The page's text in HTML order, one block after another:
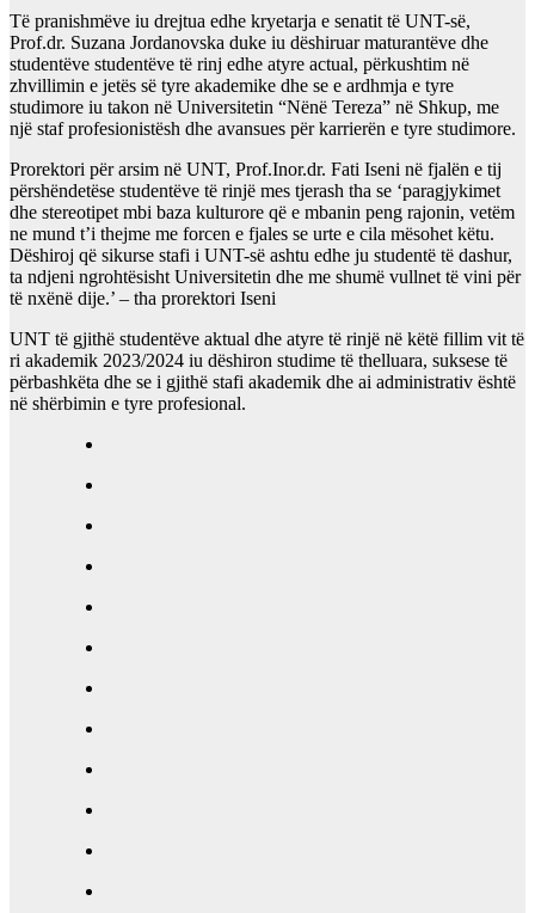
Të pranishmëve iu drejtua edhe kryetarja e senatit të UNT-së,
Prof.dr. Suzana Jordanovska duke iu dëshiruar maturantëve dhe
studentëve studentëve të rinj edhe atyre actual, përkushtim në
zhvillimin e jetës së tyre akademike dhe se e ardhmja e tyre
studimore iu takon në Universitetin “Nënë Tereza” në Shkup, me
një staf profesionistësh dhe avansues për karrierën e tyre studimore.
Prorektori për arsim në UNT, Prof.Inor.dr. Fati Iseni në fjalën e tij
përshëndetëse studentëve të rinjë mes tjerash tha se ‘paragjykimet
dhe stereotipet mbi baza kulturore që e mbanin peng rajonin, vetëm
ne mund t’i thejme me forcen e fjales se urte e cila mësohet këtu.
Dëshiroj që sikurse stafi i UNT-së ashtu edhe ju studentë të dashur,
ta ndjeni ngrohtësisht Universitetin dhe me shumë vullnet të vini për
të nxënë dije.’ – tha prorektori Iseni
UNT të gjithë studentëve aktual dhe atyre të rinjë në këtë fillim vit të
ri akademik 2023/2024 iu dëshiron studime të thelluara, suksese të
përbashkëta dhe se i gjithë stafi akademik dhe ai administrativ është
në shërbimin e tyre profesional.